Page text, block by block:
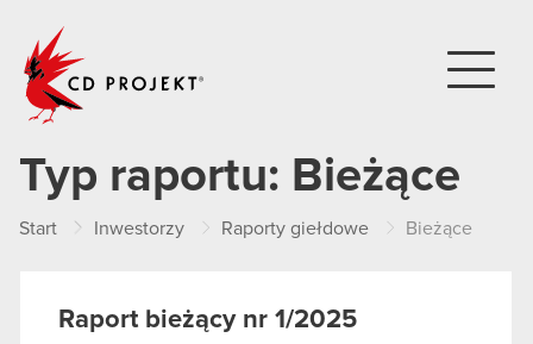
Typ raportu: Bieżące
Start Inwestorzy Raporty giełdowe Bieżące
Raport bieżący nr 1/2025